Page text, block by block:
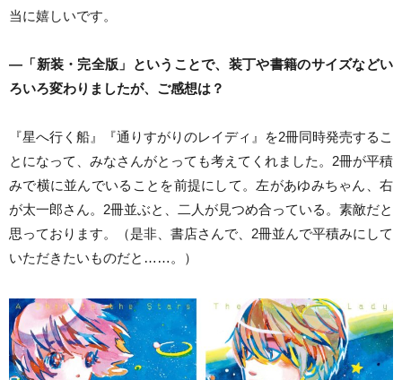
当に嬉しいです。
―「新装・完全版」ということで、装丁や書籍のサイズなどい
ろいろ変わりましたが、ご感想は？
『星へ行く船』『通りすがりのレイディ』を2冊同時発売するこ
とになって、みなさんがとっても考えてくれました。2冊が平積
みで横に並んでいることを前提にして。左があゆみちゃん、右
が太一郎さん。2冊並ぶと、二人が見つめ合っている。素敵だと
思っております。（是非、書店さんで、2冊並んで平積みにして
いただきたいものだと……。）